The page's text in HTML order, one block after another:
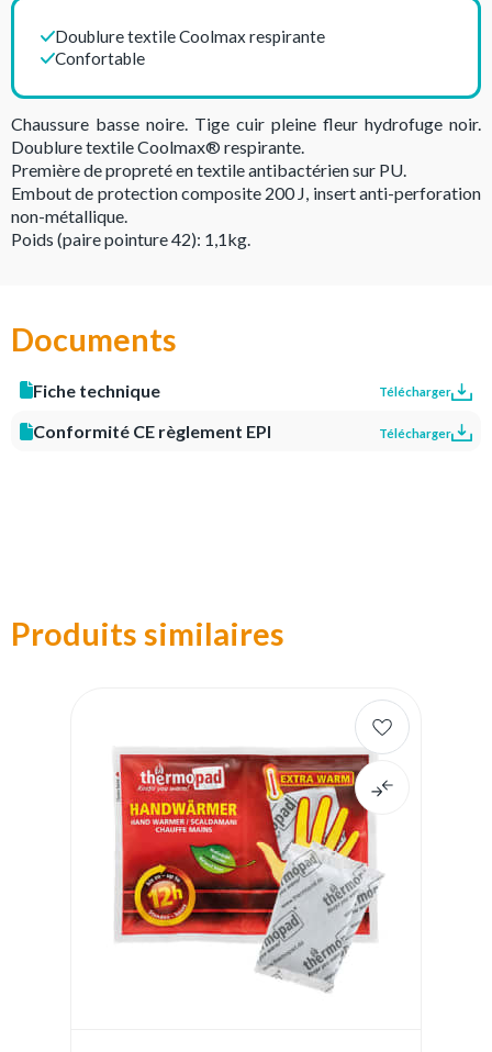
Doublure textile Coolmax respirante
Confortable
Chaussure basse noire. Tige cuir pleine fleur hydrofuge noir.
Doublure textile Coolmax® respirante.
Première de propreté en textile antibactérien sur PU.
Embout de protection composite 200 J, insert anti-perforation
non-métallique.
Poids (paire pointure 42): 1,1kg.
Documents
Fiche technique Télécharger
Conformité CE règlement EPI Télécharger
Produits similaires